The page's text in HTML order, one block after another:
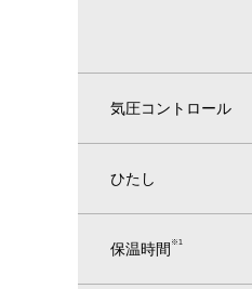
気圧コントロール
ひたし
保温時間 ※1